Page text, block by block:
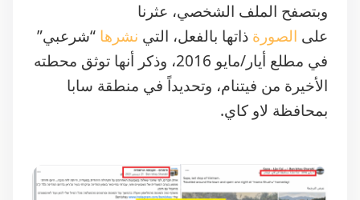
وبتصفح الملف الشخصي، عثرنا
على الصورة ذاتها بالفعل، التي نشرها “شرعبي”
في مطلع أيار/مايو 2016، وذكر أنها توثق محطته
الأخيرة من فيتنام، وتحديداً في منطقة سابا
بمحافظة لاو كاي‏.